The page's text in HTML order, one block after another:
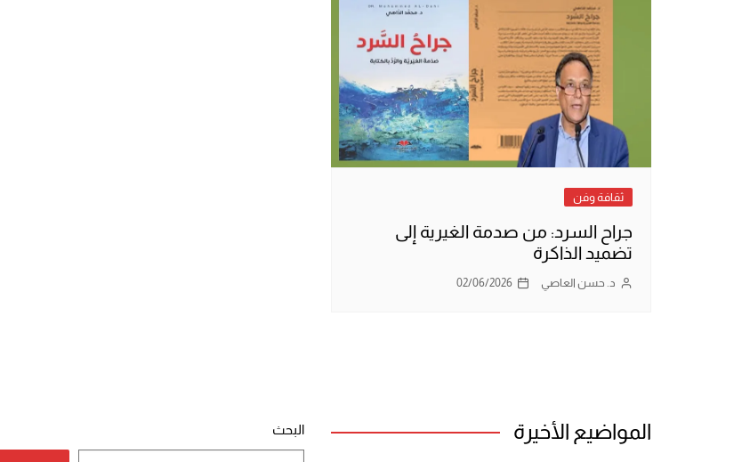
ثقافة وفن
جراح السرد: من صدمة الغيرية إلى
تضميد الذاكرة
د. حسن العاصي 02/06/2026
المواضيع الأخيرة البحث